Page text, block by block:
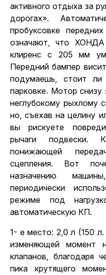
активного отдыха за
дорогах».
пробуксовке
означают, что
клиренс с 205 мм
Передний бампер
подумаешь, стоит
парковке. Мотор
неглубокому рыхлому
но, съехав на целину
вы рискуете
рычаги подвески.
понижающей
сцепления. Вот
назначению
периодически
режиме под
автоматическую КП.
1- е место: 2,0 л (150
изменяющей момент
клапанов, благодаря
пика крутящего